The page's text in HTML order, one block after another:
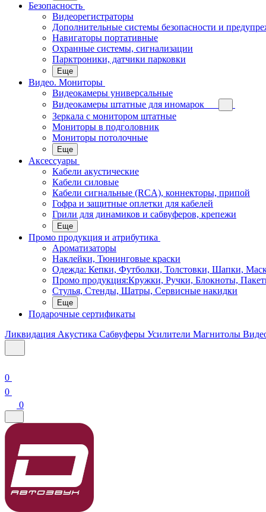
Безопасность
Видеорегистраторы
Дополнительные системы безопасности и
Навигаторы портативные
Охранные системы, сигнализации
Парктроники, датчики парковки
Еще
Видео. Мониторы
Видеокамеры универсальные
Видеокамеры штатные для иномарок
Зеркала с монитором штатные
Мониторы в подголовник
Мониторы потолочные
Еще
Аксессуары
Кабели акустические
Кабели силовые
Кабели сигнальные (RCA), коннекторы, припой
Гофра и защитные оплетки для кабелей
Грили для динамиков и сабвуферов, крепежи
Еще
Промо продукция и атрибутика
Ароматизаторы
Наклейки, Тюнинговые краски
Одежда: Кепки, Футболки, Толстовки, Шапки,
Промо продукция:Кружки, Ручки, Блокноты,
Стулья, Стенды, Шатры, Сервисные накидки
Еще
Подарочные сертификаты
Ликвидация Акустика Сабвуферы Усилители Магнитолы
0
0
0